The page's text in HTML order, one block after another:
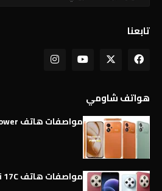
تابعنا
هواتف شاومي
مواصفات هاتف Xiaomi Poco M8 Power كاملة
مواصفات هاتف Xiaomi Redmi 17C كاملة